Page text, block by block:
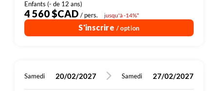
4 560 $CAD / pers. jusqu'à -14%*
S'inscrire / option
Samedi 20/02/2027 Samedi 27/02/2027